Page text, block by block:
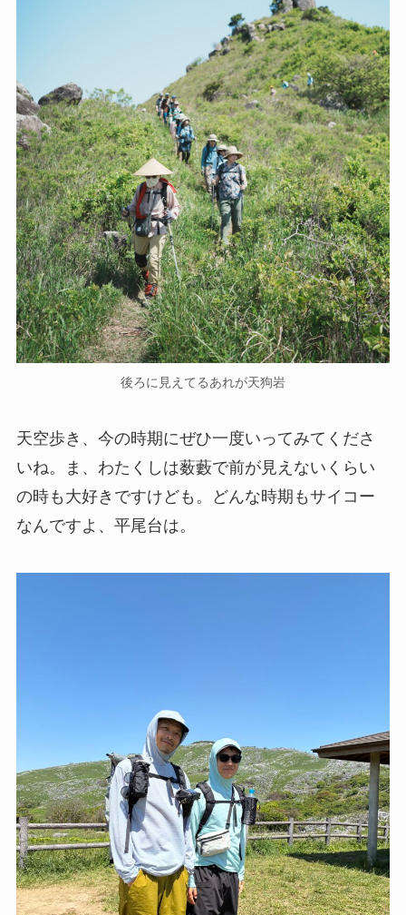
後ろに見えてるあれが天狗岩
天空歩き、今の時期にぜひ一度いってみてくださ
いね。ま、わたくしは薮藪で前が見えないくらい
の時も大好きですけども。どんな時期もサイコー
なんですよ、平尾台は。